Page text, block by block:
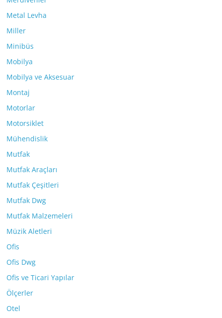
Metal Levha
Miller
Minibüs
Mobilya
Mobilya ve Aksesuar
Montaj
Motorlar
Motorsiklet
Mühendislik
Mutfak
Mutfak Araçları
Mutfak Çeşitleri
Mutfak Dwg
Mutfak Malzemeleri
Müzik Aletleri
Ofis
Ofis Dwg
Ofis ve Ticari Yapılar
Ölçerler
Otel